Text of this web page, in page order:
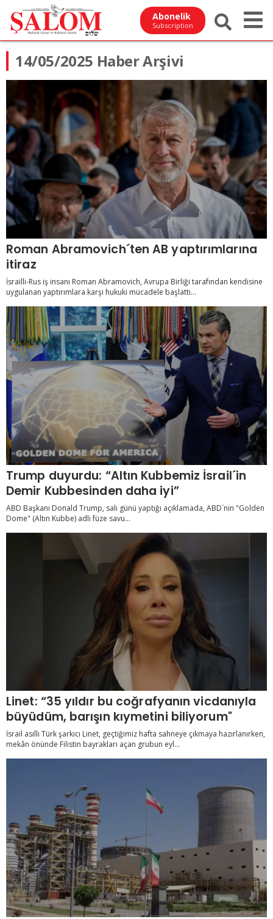
Abonelik
Subscription
14/05/2025 Haber Arşivi
Roman Abramovich´ten AB yaptırımlarına
itiraz
İsrailli-Rus iş insanı Roman Abramovich, Avrupa Birliği tarafından kendisine
uygulanan yaptırımlara karşı hukuki mücadele başlattı...
Trump duyurdu: “Altın Kubbemiz İsrail´in
Demir Kubbesinden daha iyi”
ABD Başkanı Donald Trump, salı günü yaptığı açıklamada, ABD´nin "Golden
Dome" (Altın Kubbe) adlı füze savu...
Linet: “35 yıldır bu coğrafyanın vicdanıyla
büyüdüm, barışın kıymetini biliyorum"
İsrail asıllı Türk şarkıcı Linet, geçtiğimiz hafta sahneye çıkmaya hazırlanırken,
mekân önünde Filistin bayrakları açan grubun eyl...